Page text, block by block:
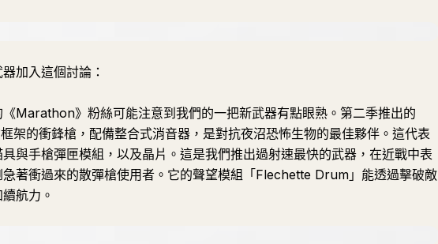
加入這個討論：
Marathon》粉絲可能注意到我們的一把新武器有點眼熟。第二季推出的
架的衝鋒槍，配備整合式消音器，是對抗夜沼恐怖生物的最佳夥伴。這代表
與手槍彈匣模組，以及晶片。這是我們推出過射速最快的武器，在近戰中表
著衝過來的散彈槍使用者。它的聲望模組「Flechette Drum」能透過擊破敵
航力。